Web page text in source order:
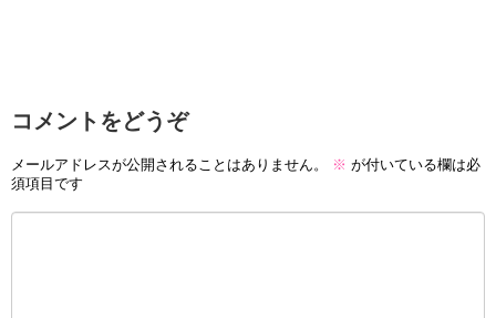
コメントをどうぞ
メールアドレスが公開されることはありません。 ※ が付いている欄は必
須項目です